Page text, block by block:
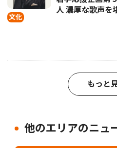
文化
人 濃厚な歌声を
もっと
他のエリアのニュ